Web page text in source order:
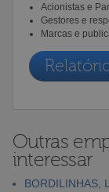
Acionistas e
Gestores e
Marcas e
Outras
interessar
BORDILINHAS,